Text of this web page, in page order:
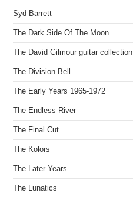
Syd Barrett
The Dark Side Of The Moon
The David Gilmour guitar collection
The Division Bell
The Early Years 1965-1972
The Endless River
The Final Cut
The Kolors
The Later Years
The Lunatics